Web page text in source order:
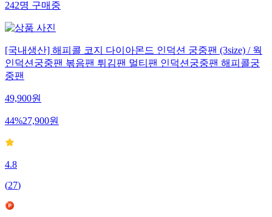
242명 구매중
[국내생산] 해피콜 코지 다이아몬드 인덕션 궁중팬 (3size) / 웍
인덕션궁중팬 볶음팬 튀김팬 멀티팬 인덕션궁중팬 해피콜궁
중팬
49,900원
44%27,900원
4.8
(27)